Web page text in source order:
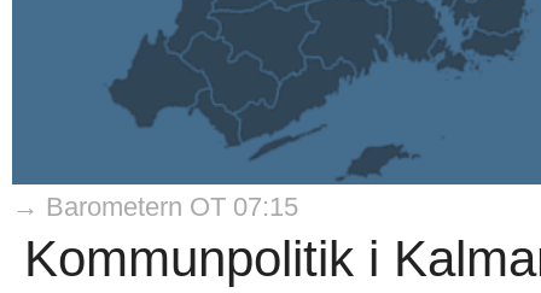
→ Barometern OT 07:15
Kommunpolitik i